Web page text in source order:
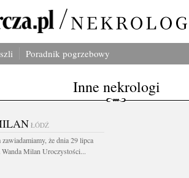
Poradnik pogrzebowy
Inne nekrologi
ŁÓDŹ
zawiadamiamy, że dnia 29 lipca
Wanda Milan Uroczystości...